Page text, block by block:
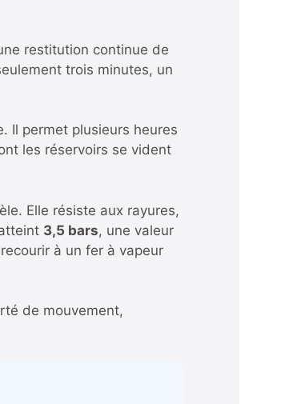
restitution continue de
trois minutes, un
Il permet plusieurs heures
les réservoirs se vident
Elle résiste aux rayures,
3,5 bars, une valeur
à un fer à vapeur
de mouvement,